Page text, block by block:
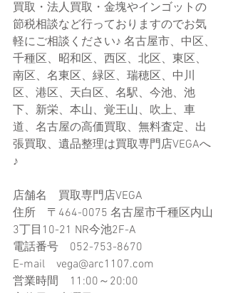
買取・法人買取・金塊やインゴットの
節税相談など行っておりますのでお気
軽にご相談ください♪ 名古屋市、中区、
千種区、昭和区、西区、北区、東区、
南区、名東区、緑区、瑞穂区、中川
区、港区、天白区、名駅、今池、池
下、新栄、本山、覚王山、吹上、車
道、名古屋の高価買取、無料査定、出
張買取、遺品整理は買取専門店VEGAへ
♪
店舗名　買取専門店VEGA
住所　〒464-0075 名古屋市千種区内山
3丁目10-21​ NR今池2F-A
電話番号　052-753-8670
E-mail　vega@arc1107.com​
営業時間　11:00～20:00